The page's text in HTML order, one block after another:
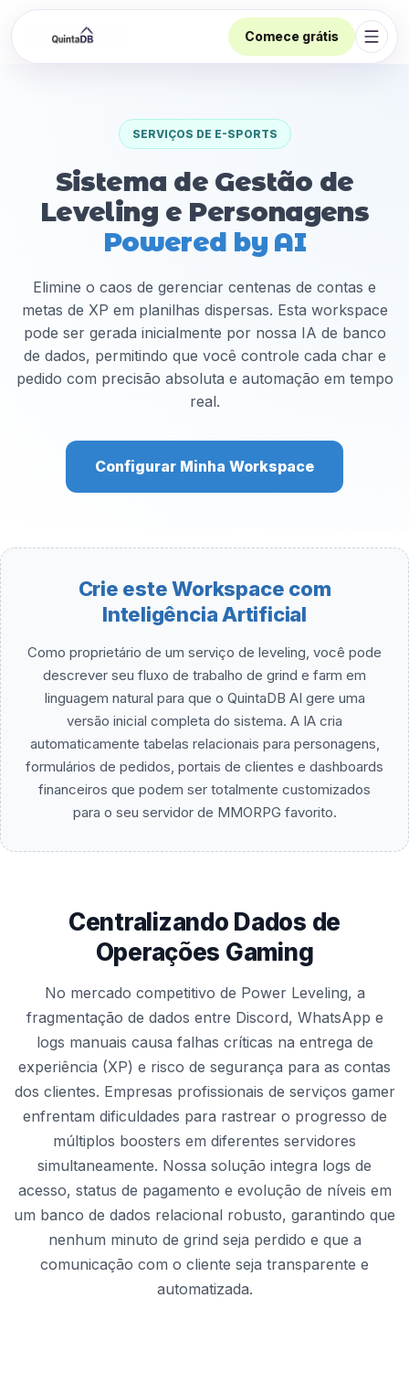
Comece grátis
Abrir
SERVIÇOS DE E-SPORTS
Sistema de Gestão de
Leveling e Personagens
Powered by AI
Elimine o caos de gerenciar centenas de contas e
metas de XP em planilhas dispersas. Esta workspace
pode ser gerada inicialmente por nossa IA de banco
de dados, permitindo que você controle cada char e
pedido com precisão absoluta e automação em tempo
real.
Configurar Minha Workspace
Crie este Workspace com
Inteligência Artificial
Como proprietário de um serviço de leveling, você pode
descrever seu fluxo de trabalho de grind e farm em
linguagem natural para que o QuintaDB AI gere uma
versão inicial completa do sistema. A IA cria
automaticamente tabelas relacionais para personagens,
formulários de pedidos, portais de clientes e dashboards
financeiros que podem ser totalmente customizados
para o seu servidor de MMORPG favorito.
Centralizando Dados de
Operações Gaming
No mercado competitivo de Power Leveling, a
fragmentação de dados entre Discord, WhatsApp e
logs manuais causa falhas críticas na entrega de
experiência (XP) e risco de segurança para as contas
dos clientes. Empresas profissionais de serviços gamer
enfrentam dificuldades para rastrear o progresso de
múltiplos boosters em diferentes servidores
simultaneamente. Nossa solução integra logs de
acesso, status de pagamento e evolução de níveis em
um banco de dados relacional robusto, garantindo que
nenhum minuto de grind seja perdido e que a
comunicação com o cliente seja transparente e
automatizada.